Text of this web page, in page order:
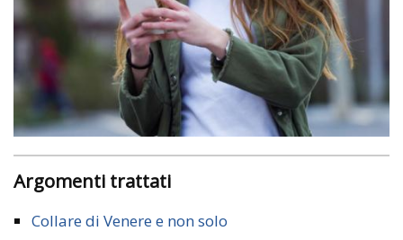
Argomenti trattati
Collare di Venere e non solo